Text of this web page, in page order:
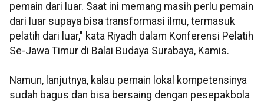
pemain dari luar. Saat ini memang masih perlu pemain
dari luar supaya bisa transformasi ilmu, termasuk
pelatih dari luar," kata Riyadh dalam Konferensi Pelatih
Se-Jawa Timur di Balai Budaya Surabaya, Kamis.
Namun, lanjutnya, kalau pemain lokal kompetensinya
sudah bagus dan bisa bersaing dengan pesepakbola